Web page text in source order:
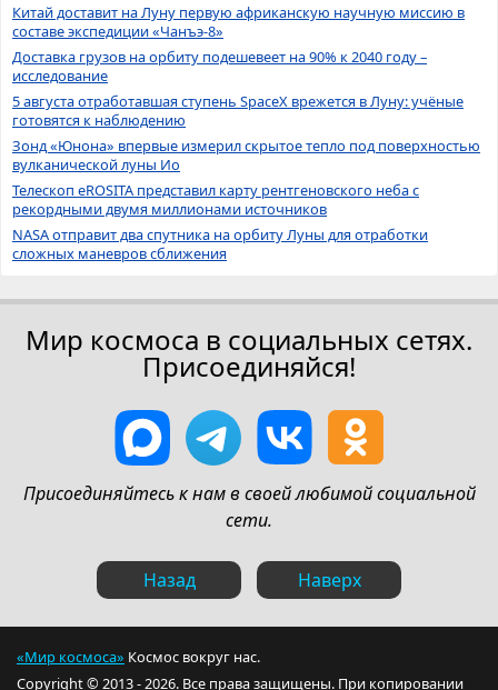
Китай доставит на Луну первую африканскую научную миссию в
составе экспедиции «Чанъэ-8»
Доставка грузов на орбиту подешевеет на 90% к 2040 году –
исследование
5 августа отработавшая ступень SpaceX врежется в Луну: учёные
готовятся к наблюдению
Зонд «Юнона» впервые измерил скрытое тепло под поверхностью
вулканической луны Ио
Телескоп eROSITA представил карту рентгеновского неба с
рекордными двумя миллионами источников
NASA отправит два спутника на орбиту Луны для отработки
сложных маневров сближения
Мир космоса в социальных сетях.
Присоединяйся!
Присоединяйтесь к нам в своей любимой социальной
сети.
Назад Наверх
«Мир космоса» Космос вокруг нас.
Copyright © 2013 - 2026. Все права защищены. При копировании